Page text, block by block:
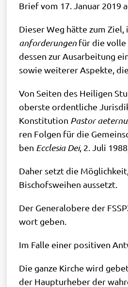
Brief vom 17. Janu­ar 2019
Die­ser Weg hät­te zum
an­for­de­run­gen für die vol­le
des­sen zur Aus­ar­bei­tung
sowie wei­te­rer Aspek­te,
Von Sei­ten des Hei­li­gen
ober­ste ordent­li­che
Kon­sti­tu­ti­on Pastor
ren Fol­gen für die
ben Eccle­sia Dei, 2. Juli
Daher setzt die
Bischofs­wei­hen aussetzt.
Der Gene­ral­obe­re der
wort geben.
Im Fal­le einer posi­ti­ven
Die gan­ze Kir­che wird
der Haupt­ur­he­ber der